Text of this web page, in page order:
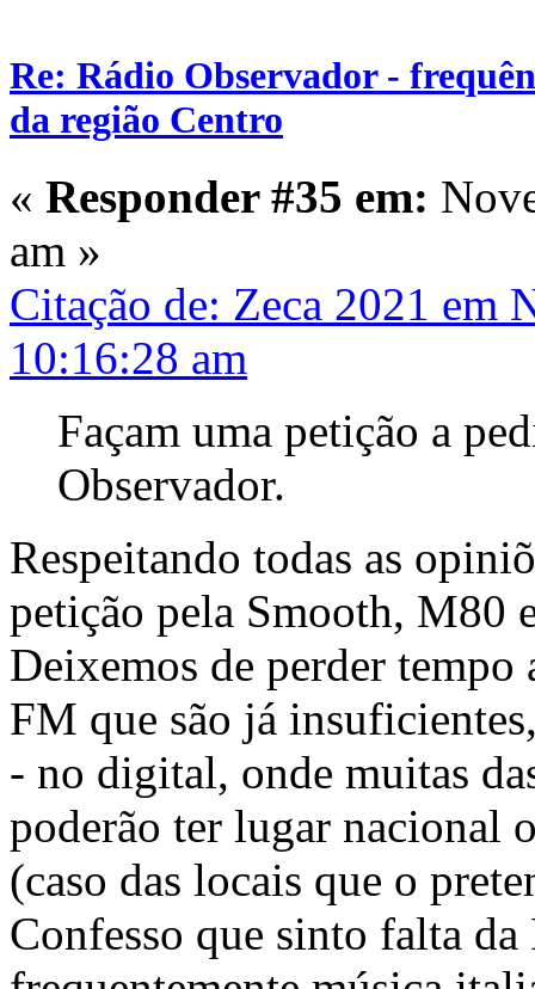
Re: Rádio Observador -
da região Centro
« Responder #35 em:
am »
Citação de: Zeca 2021 em
10:16:28 am
Façam uma petição a
Observador.
Respeitando todas as
petição pela Smooth, M80
Deixemos de perder tempo
FM que são já
- no digital, onde muitas
poderão ter lugar nacional
(caso das locais que o
Confesso que sinto falta